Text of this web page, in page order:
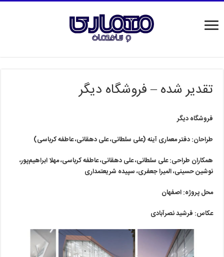
تقدیر شده – فروشگاه دیگر
فروشگاه دیگر
طراحان: دفتر معماری آینه (علی سلطانی، علی دهقانی، عاطفه کرباسی)
همکاران طراحی: علی سلطانی، علی دهقانی، عاطفه کرباسی، مهلا ابراهیم‌پور،
نوشین حسینی، المیرا جعفری، سپیده شریعتمداری
محل پروژه: اصفهان
عکاس: فرشید نصرآبادی